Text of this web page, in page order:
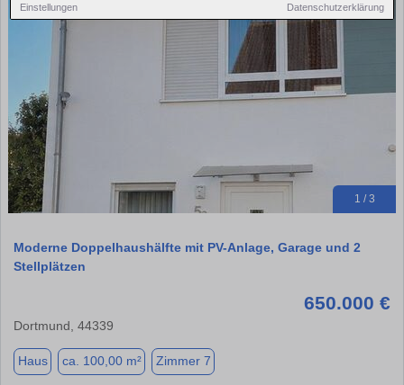
Einstellungen Datenschutzerklärung
1 / 3
Moderne Doppelhaushälfte mit PV-Anlage, Garage und 2
Stellplätzen
650.000 €
Dortmund, 44339
Haus ca. 100,00 m² Zimmer 7